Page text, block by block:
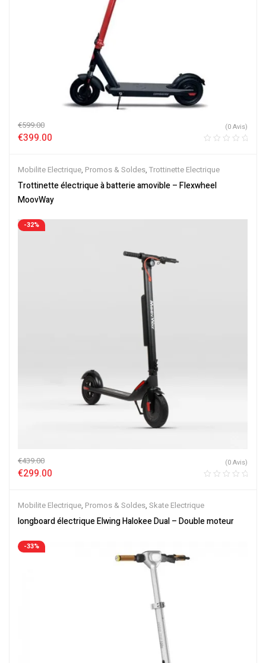
€599.00
€399.00
(0 Avis)
Mobilite Electrique, Promos & Soldes, Trottinette Electrique
Trottinette électrique à batterie amovible – Flexwheel
MoovWay
-32%
€439.00
€299.00
(0 Avis)
Mobilite Electrique, Promos & Soldes, Skate Electrique
longboard électrique Elwing Halokee Dual – Double moteur
-33%